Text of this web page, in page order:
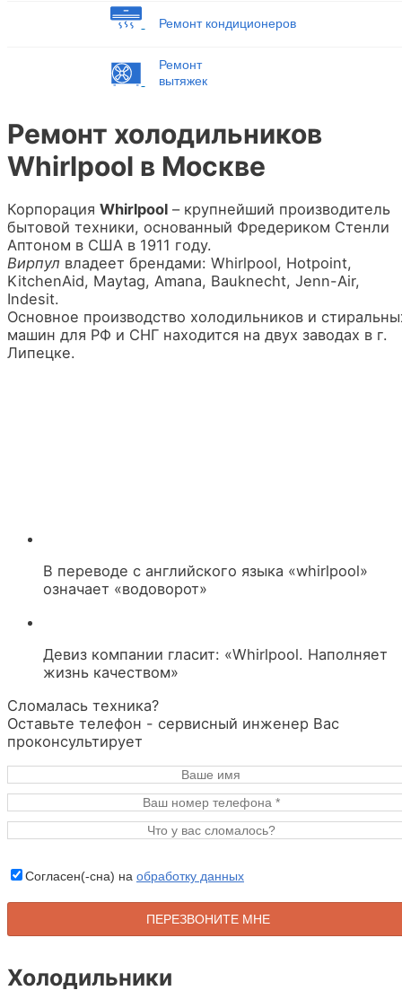
Ремонт кондиционеров
Ремонт
вытяжек
Ремонт холодильников
Whirlpool в Москве
Корпорация Whirlpool – крупнейший производитель
бытовой техники, основанный Фредериком Стенли
Аптоном в США в 1911 году.
Вирпул владеет брендами: Whirlpool, Hotpoint,
KitchenAid, Maytag, Amana, Bauknecht, Jenn-Air,
Indesit.
Основное производство холодильников и
машин для РФ и СНГ находится на двух заводах в г.
Липецке.
В переводе с английского языка «whirlpool»
означает «водоворот»
Девиз компании гласит: «Whirlpool. Наполняет
жизнь качеством»
Сломалась техника?
Оставьте телефон - сервисный инженер Вас
проконсультирует
Согласен(-сна) на обработку данных
Холодильники